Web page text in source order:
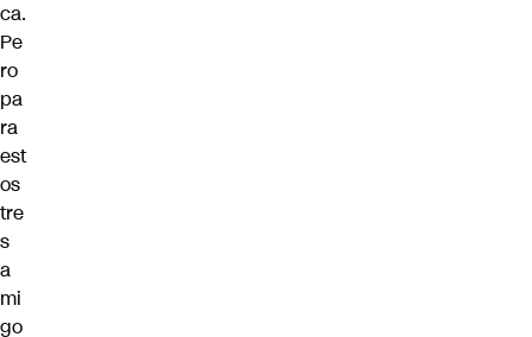
ca.
Pe
ro
pa
ra
est
os
tre
s
a
mi
go